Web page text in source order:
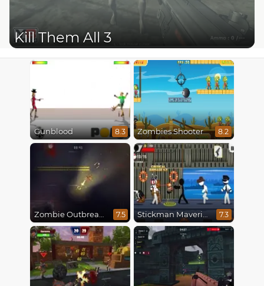
Kill Them All 3
Gunblood 8.3 Zombies Shooter 8.2
Zombie Outbreak Arena 7.5 Stickman Maverick: Bad Boys Killer 7.3